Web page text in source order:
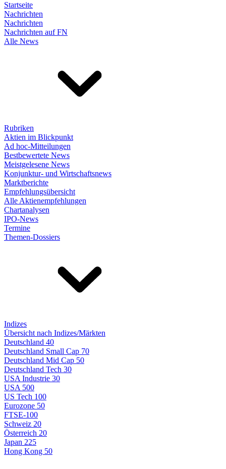
Startseite
Nachrichten
Nachrichten
Nachrichten auf FN
Alle News
Rubriken
Aktien im Blickpunkt
Ad hoc-Mitteilungen
Bestbewertete News
Meistgelesene News
Konjunktur- und Wirtschaftsnews
Marktberichte
Empfehlungsübersicht
Alle Aktienempfehlungen
Chartanalysen
IPO-News
Termine
Themen-Dossiers
Indizes
Übersicht nach Indizes/Märkten
Deutschland 40
Deutschland Small Cap 70
Deutschland Mid Cap 50
Deutschland Tech 30
USA Industrie 30
USA 500
US Tech 100
Eurozone 50
FTSE-100
Schweiz 20
Österreich 20
Japan 225
Hong Kong 50